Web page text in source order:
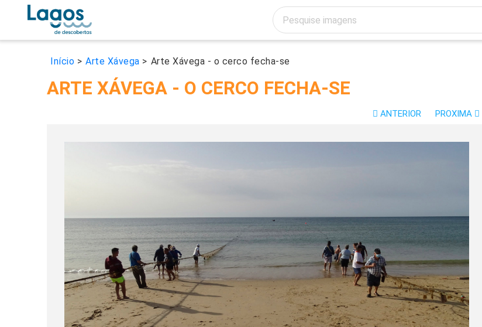
Início > Arte Xávega > Arte Xávega - o cerco fecha-se
ARTE XÁVEGA - O CERCO FECHA-SE
ANTERIOR PROXIMA